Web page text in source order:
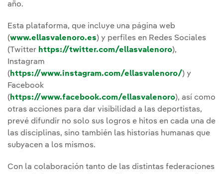
año.
Esta plataforma, que incluye una página web
(www.ellasvalenoro.es) y perfiles en Redes Sociales
(Twitter https://twitter.com/ellasvalenoro),
Instagram
( https://www.instagram.com/ellasvalenoro/) y
Facebook
( https://www.facebook.com/ellasvalenoro), así como
otras acciones para dar visibilidad a las deportistas,
prevé difundir no solo sus logros e hitos en cada una de
las disciplinas, sino también las historias humanas que
subyacen a los mismos.
Con la colaboración tanto de las distintas federaciones